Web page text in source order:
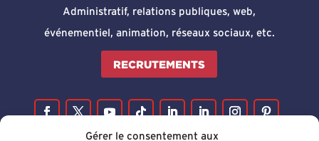
Gérer le consentement aux
Administratif, relations publiques, web,
événementiel, animation, réseaux sociaux, etc.
RECRUTEMENTS